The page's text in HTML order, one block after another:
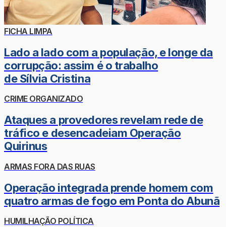
FICHA LIMPA
Lado a lado com a população, e longe da
corrupção: assim é o trabalho
de Sílvia Cristina
CRIME ORGANIZADO
Ataques a provedores revelam rede de
tráfico e desencadeiam Operação
Quirinus
ARMAS FORA DAS RUAS
Operação integrada prende homem com
quatro armas de fogo em Ponta do Abunã
HUMILHAÇÃO POLÍTICA